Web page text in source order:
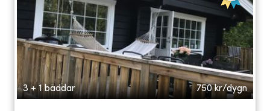
3 + 1 bäddar 750 kr/dygn